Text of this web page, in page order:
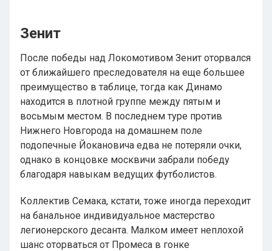
Зенит
После победы над Локомотивом Зенит оторвался
от ближайшего преследователя на еще большее
преимущество в таблице, тогда как Динамо
находится в плотной группе между пятым и
восьмым местом. В последнем туре против
Нижнего Новгорода на домашнем поле
подопечные Йокановича едва не потеряли очки,
однако в концовке москвичи забрали победу
благодаря навыкам ведущих футболистов.
Коллектив Семака, кстати, тоже иногда переходит
на банальное индивидуальное мастерство
легионерского десанта. Малком имеет неплохой
шанс оторваться от Промеса в гонке